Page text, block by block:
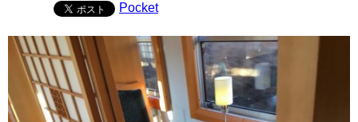
Pocket